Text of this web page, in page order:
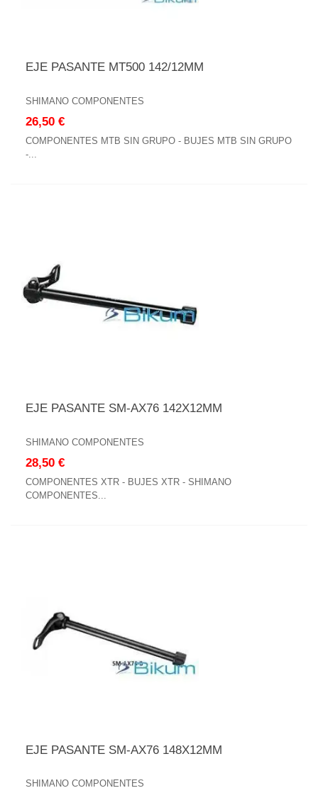
EJE PASANTE MT500 142/12MM
SHIMANO COMPONENTES
26,50 €
COMPONENTES MTB SIN GRUPO - BUJES MTB SIN GRUPO
-...
EJE PASANTE SM-AX76 142X12MM
SHIMANO COMPONENTES
28,50 €
COMPONENTES XTR - BUJES XTR - SHIMANO
COMPONENTES...
EJE PASANTE SM-AX76 148X12MM
SHIMANO COMPONENTES